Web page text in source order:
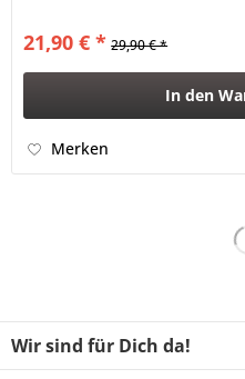
21,90 € * 29,90 € *
In den
Merken
Wir sind für Dich da!